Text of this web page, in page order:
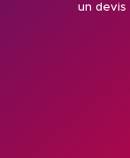
un devis